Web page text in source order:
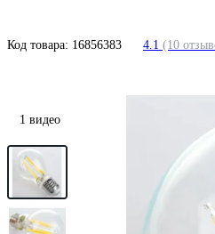
Код товара: 16856383 4.1 (10
1 видео